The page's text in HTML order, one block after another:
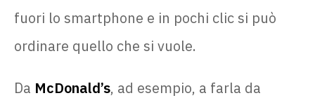
fuori lo smartphone e in pochi clic si può
ordinare quello che si vuole.
Da McDonald’s, ad esempio, a farla da